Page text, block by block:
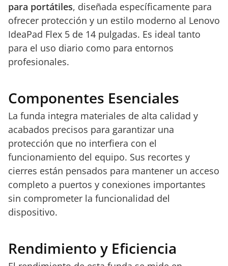
para portátiles, diseñada específicamente para
ofrecer protección y un estilo moderno al Lenovo
IdeaPad Flex 5 de 14 pulgadas. Es ideal tanto
para el uso diario como para entornos
profesionales.
Componentes Esenciales
La funda integra materiales de alta calidad y
acabados precisos para garantizar una
protección que no interfiera con el
funcionamiento del equipo. Sus recortes y
cierres están pensados para mantener un acceso
completo a puertos y conexiones importantes
sin comprometer la funcionalidad del
dispositivo.
Rendimiento y Eficiencia